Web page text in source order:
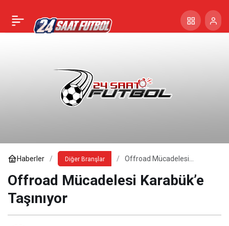
Haberler Diğer Branşlar
Offroad Mücadelesi
Offroad Mücadelesi Karabük’e
Taşınıyor